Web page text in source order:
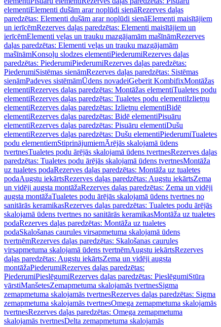
elementiElementi dušām arar noplūdi sienāRezerves daļas
paredzētas: Elementi dušām arar noplūdi sienāElementi maisītājiem
un ierīcēmRezerves daļas paredzētas: Elementi maisītājiem un
ierīcēmElementi veļas un trauku mazgājamām mašīnāmRezerves
daļas paredzētas: Elementi veļas un trauku mazgājamām
mašīnāmKonsoļu slodzes elementiPiederumiRezerves daļas
paredzētas: PiederumiPiederumiRezerves daļas paredzētas:
PiederumiSistēmas sienāmRezerves daļas paredzētas: Sistēmas
sienāmPadeves sistēmāmŪdens novadeiGeberit KombifixMontāžas
elementiRezerves daļas paredzētas: Montāžas elementiTualetes podu
elementiRezerves daļas paredzētas: Tualetes podu elementiIzlietņu
elementiRezerves daļas paredzētas: Izlietņu elementiBidē
elementiRezerves daļas paredzētas: Bidē elementiPisuāru
elementiRezerves daļas paredzētas: Pisuāru elementiDušu
elementiRezerves daļas paredzētas: Dušu elementiPiederumiTualetes
podu elementiemStiprinājumiemĀrējās skalojamā ūdens
tvertnesTualetes podu ārējās skalojamā ūdens tvertnesRezerves daļas
paredzētas: Tualetes podu ārējās skalojamā ūdens tvertnesMontāža
uz tualetes podaRezerves daļas paredzētas: Montāža uz tualetes
podaAugstu iekārtsRezerves daļas paredzētas: Augstu iekārtsZema
un vidēji augsta montāžaRezerves daļas paredzētas: Zema un vidēji
augsta montāžaTualetes podu ārējās skalojamā ūdens tvertnes no
sanitārās keramikasRezerves daļas paredzētas: Tualetes podu ārējās
skalojamā ūdens tvertnes no sanitārās keramikasMontāža uz tualetes
podaRezerves daļas paredzētas: Montāža uz tualetes
podaSkalošanas caurules virsapmetuma skalojamā ūdens
tvertnēmRezerves daļas paredzētas: Skalošanas caurules
virsapmetuma skalojamā ūdens tvertnēmAugstu iekārtsRezerves
daļas paredzētas: Augstu iekārtsZema un vidēji augsta
montāžaPiederumiRezerves daļas paredzētas:
PiederumiPieslēgumiRezerves daļas paredzētas: PieslēgumiStūra
vārstiManšetesZemapmetuma skalojamās tvertnesSigma
zemapmetuma skalojamās tvertnesRezerves daļas paredzētas: Sigma
zemapmetuma skalojamās tvertnesOmega zemapmetuma skalojamās
tvertnesRezerves daļas paredzētas: Omega zemapmetuma
skalojamās tvertnesDelta zemapmetuma skalojamās